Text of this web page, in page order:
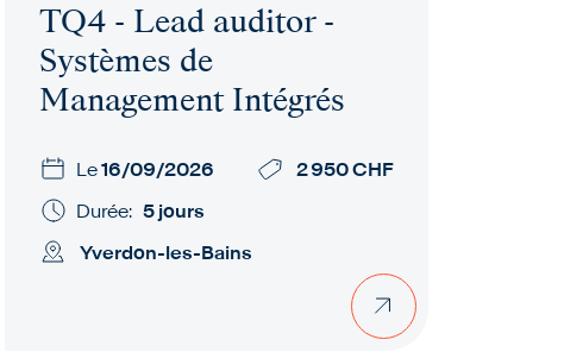
TQ4 - Lead auditor -
Systèmes de
Management Intégrés
Le16/09/2026
2 950 CHF
Durée: 5 jours
Yverdon-les-Bains